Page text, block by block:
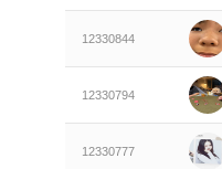
12330844
12330794
12330777